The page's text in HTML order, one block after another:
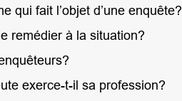
qui fait l’objet d’une enquête?
remédier à la situation?
exerce-t-il sa profession?